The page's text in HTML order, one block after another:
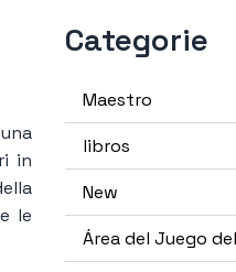
in
le
Categorie
Maestro
libros
New
Área del Juego